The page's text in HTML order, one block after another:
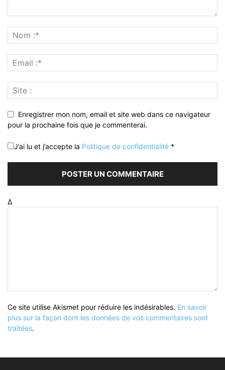
Enregistrer mon nom, email et site web dans ce navigateur
pour la prochaine fois que je commenterai.
J’ai lu et j’accepte la Politique de confidentialité *
Δ
Ce site utilise Akismet pour réduire les indésirables. En savoir
plus sur la façon dont les données de vos commentaires sont
traitées.